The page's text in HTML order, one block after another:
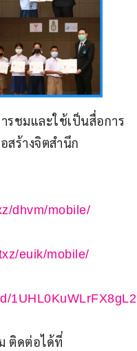
รชมและใช้เป็นสื่อการ
สร้างจิตสำนึก
dhvm/mobile/
euik/mobile/
ติดต่อได้ที่